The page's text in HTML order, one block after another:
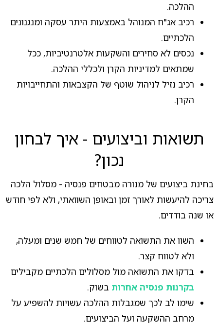
ההלכה.
רכיב אג"ח המנוהל באמצעות היתר עסקה ומנגנונים
הלכתיים.
נכסים לא סחירים והשקעות אלטרנטיביות, ככל
שמתאים למדיניות הקרן ולכללי ההלכה.
רכיב נזיל לניהול שוטף של הקצבאות והתחייבויות
הקרן.
תשואות וביצועים - איך לבחון
נכון?
בחינת ביצועים של מנורה מבטחים פנסיה - מסלול הלכה
צריכה להיעשות לאורך זמן ובאופן השוואתי, ולא לפי חודש
או שנה בודדים.
השוו את התשואה לטווחים של חמש שנים ומעלה,
ולא לטווח קצר.
בדקו את התשואה מול מסלולים הלכתיים מקבילים
בקרנות פנסיה אחרות בשוק.
שימו לב לכך שמגבלות ההלכה עשויות להשפיע על
מרחב ההשקעה ועל הביצועים.